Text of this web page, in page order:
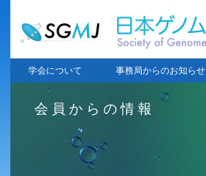
学会について 事務局からのお知らせ
会員からの情報